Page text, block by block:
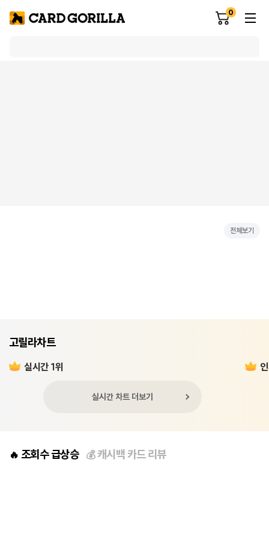
0
전체보기
고릴라차트
실시간 1위
실시간 차트 더보기
🔥 조회수 급상승 💰캐시백 카드 리뷰